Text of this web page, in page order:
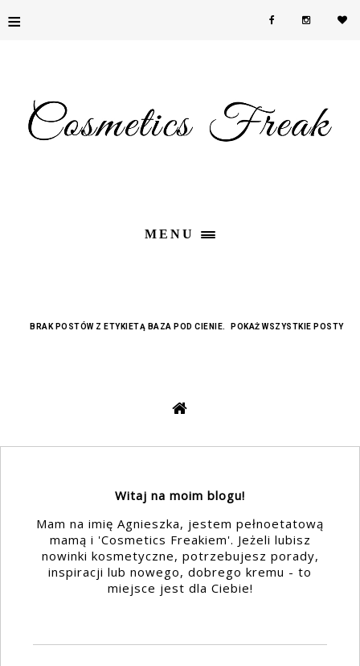
≡
MENU
BRAK POSTÓW Z ETYKIETĄ BAZA POD CIENIE. POKAŻ WSZYSTKIE POSTY
Witaj na moim blogu!
Mam na imię Agnieszka, jestem pełnoetatową
mamą i 'Cosmetics Freakiem'. Jeżeli lubisz
nowinki kosmetyczne, potrzebujesz porady,
inspiracji lub nowego, dobrego kremu - to
miejsce jest dla Ciebie!